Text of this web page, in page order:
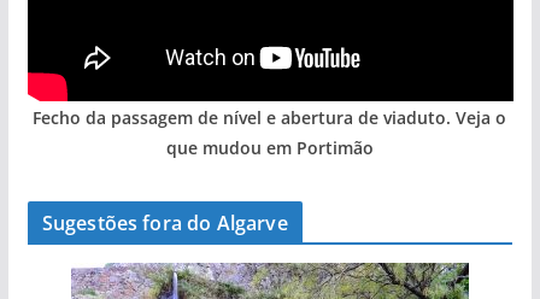
Fecho da passagem de nível e abertura de viaduto. Veja o
que mudou em Portimão
Sugestões fora do Algarve